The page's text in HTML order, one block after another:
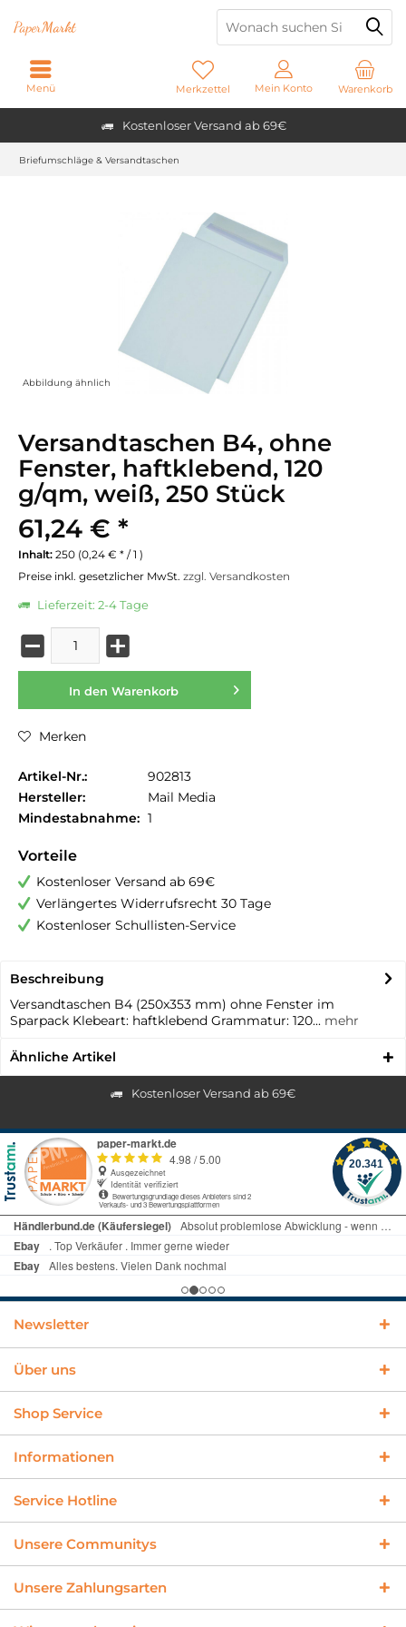
Kostenloser Versand ab 69€
PaperMarkt
Warenkorb
Merkzettel Mein Konto
Menü
Briefumschläge & Versandtaschen
Abbildung ähnlich
Versandtaschen B4, ohne
Fenster, haftklebend, 120
g/qm, weiß, 250 Stück
61,24 € *
Inhalt: 250 (0,24 € * / 1 )
Preise inkl. gesetzlicher MwSt. zzgl. Versandkosten
Lieferzeit: 2-4 Tage
In den Warenkorb
Merken
Artikel-Nr.:
902813
Hersteller:
Mail Media
Mindestabnahme: 1
Vorteile
Kostenloser Versand ab 69€
Verlängertes Widerrufsrecht 30 Tage
Kostenloser Schullisten-Service
Beschreibung
Versandtaschen B4 (250x353 mm) ohne Fenster im
Sparpack Klebeart: haftklebend Grammatur: 120... mehr
Ähnliche Artikel
Kostenloser Versand ab 69€
Newsletter
Über uns
Shop Service
Informationen
Service Hotline
Unsere Communitys
Unsere Zahlungsarten